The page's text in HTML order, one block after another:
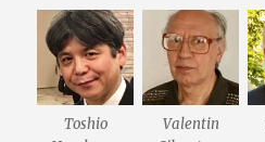
Toshio
Valentin